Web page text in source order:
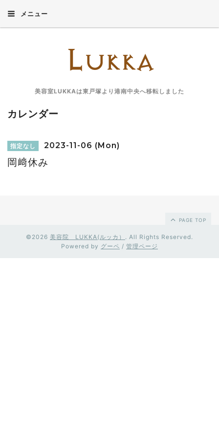
メニュー
美容室LUKKAは東戸塚より港南中央へ移転しました
カレンダー
指定なし 2023-11-06 (Mon)
岡﨑休み
PAGE TOP
©2026 美容院 LUKKA(ルッカ） . All Rights Reserved.
Powered by グーペ / 管理ページ